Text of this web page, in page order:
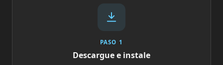
PASO 1
Descargue e instale